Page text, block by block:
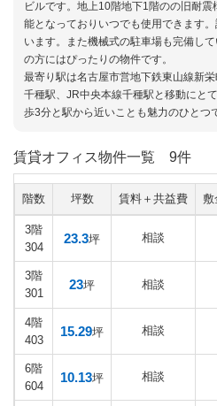
ビルです。地上10階地下1階のの旧耐
能となっておりいつでも使用できます
います。また機械式の駐車場も完備し
の方にはぴったりの物件です。
最寄り駅は名古屋市営地下鉄東山線新
千種駅、JR中央本線千種駅と移動にと
歩3分と駅から近いことも魅力のひとつ
賃貸オフィス物件一覧 9件
階数 坪数 賃料＋共益費 敷
3階
304
23.3坪 相談
3階
301
23坪 相談
4階
403
15.29坪 相談
6階
604
10.13坪 相談